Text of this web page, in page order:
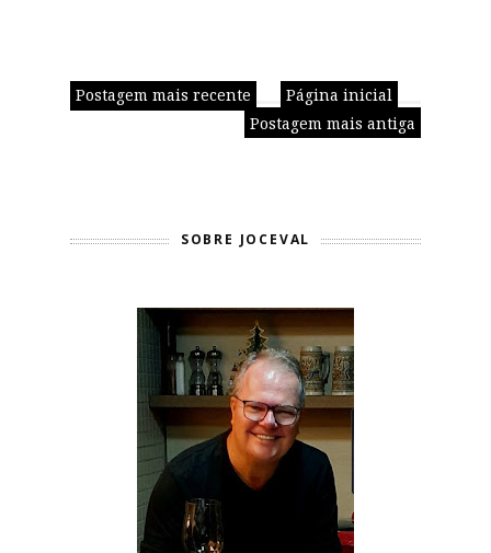
Postagem mais recente
Postagem mais antiga
Página inicial
SOBRE JOCEVAL